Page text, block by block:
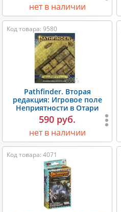
нет в наличии
Код товара: 9580
Pathfinder. Вторая
редакция: Игровое поле
Неприятности в Отари
590 руб.
нет в наличии
Код товара: 4071